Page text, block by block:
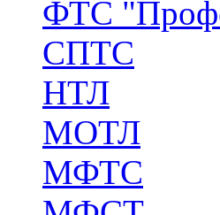
ФТС
СПТС
НТЛ
МОТЛ
МФТС